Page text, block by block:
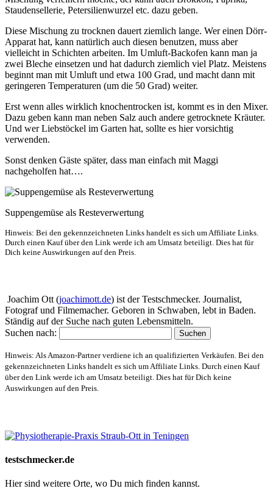
Staudensellerie, Petersilienwurzel etc. dazu geben.
Diese Mischung zu trocknen dauert ziemlich lange. Wer einen Dörr-
Apparat hat, kann natürlich auch diesen benutzen, muss aber
vielleicht in Schichten arbeiten. Im Umluft-Backofen kann man ja
zwei Bleche einsetzen und hat dadurch ziemlich viel Platz. Meistens
beginnt man mit Umluft und etwa 100 Grad, und macht dann mit
geringeren Temperaturen (um die 50 Grad) weiter.
Erst wenn alles wirklich knochentrocken ist, kommt es in den Mixer.
Dazu geben kann man neben Salz auch andere getrocknete Kräuter.
Und wer Liebstöckel im Garten hat, sollte es hier vorsichtig
verwenden.
Sonst denken Gäste später, dass man einfach mit Maggi
nachgeholfen hat….
Suppengemüse als Resteverwertung
Hinweis: Bei den gekennzeichneten Links handelt es sich um Affiliate Links.
Durch einen Kauf über den Link werde ich am Umsatz beteiligt. Dies hat für
Dich keine Auswirkungen auf den Preis.
Joachim Ott (joachimott.de) ist der Testschmecker. Journalist,
Fotograf und Filmemacher. Geboren in Schwaben, lebt in Baden.
Ständig auf der Suche nach guten Lebensmitteln.
Suchen nach:
Hinweis: Als Amazon-Partner verdiene ich an qualifizierten Verkäufen. Bei den
gekennzeichneten Links handelt es sich um Affiliate Links. Durch einen Kauf
über den Link werde ich am Umsatz beteiligt. Dies hat für Dich keine
Auswirkungen auf den Preis.
testschmecker.de
Hier sind weitere Orte, wo Du mich finden kannst.